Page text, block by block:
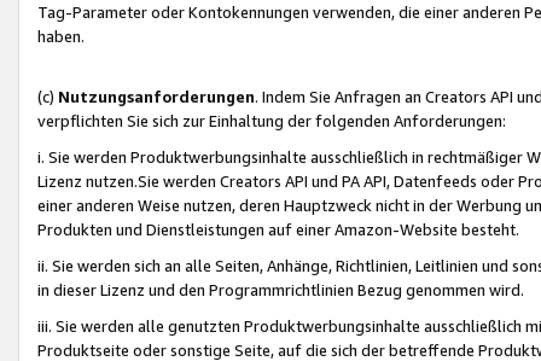
Tag-Parameter oder Kontokennungen verwenden, die einer anderen
haben.
(c) Nutzungsanforderungen. Indem Sie Anfragen an Creators API
verpflichten Sie sich zur Einhaltung der folgenden Anforderungen:
i. Sie werden Produktwerbungsinhalte ausschließlich in rechtmäßiger
Lizenz nutzen.Sie werden Creators API und PA API, Datenfeeds oder
einer anderen Weise nutzen, deren Hauptzweck nicht in der Werbung
Produkten und Dienstleistungen auf einer Amazon-Website besteht.
ii. Sie werden sich an alle Seiten, Anhänge, Richtlinien, Leitlinien und
in dieser Lizenz und den Programmrichtlinien Bezug genommen wird.
iii. Sie werden alle genutzten Produktwerbungsinhalte ausschließlich
Produktseite oder sonstige Seite, auf die sich der betreffende